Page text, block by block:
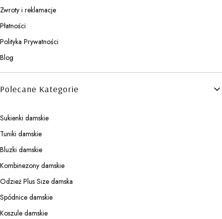
Zwroty i reklamacje
Płatności
Polityka Prywatności
Blog
Polecane Kategorie
Sukienki damskie
Tuniki damskie
Bluzki damskie
Kombinezony damskie
Odzież Plus Size damska
Spódnice damskie
Koszule damskie